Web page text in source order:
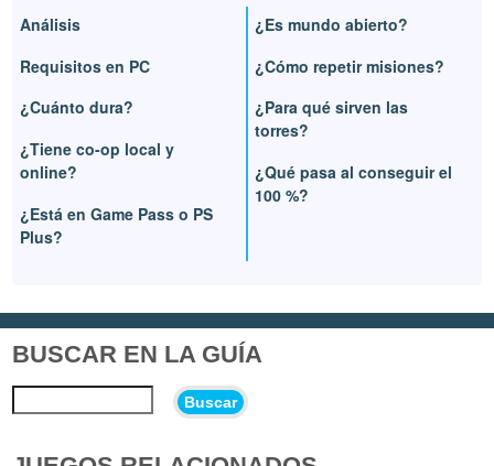
Análisis
Requisitos en PC
¿Cuánto dura?
¿Tiene co-op local y
online?
¿Está en Game Pass o PS
Plus?
¿Es mundo abierto?
¿Cómo repetir misiones?
¿Para qué sirven las
torres?
¿Qué pasa al conseguir el
100 %?
BUSCAR EN LA GUÍA
Buscar